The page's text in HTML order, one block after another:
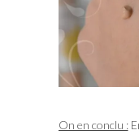
On en conclu :